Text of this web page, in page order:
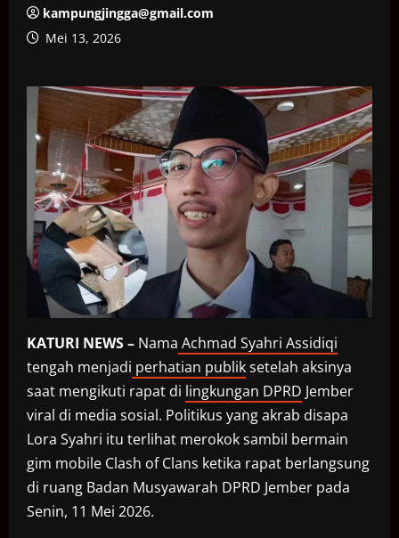
kampungjingga@gmail.com
Mei 13, 2026
KATURI NEWS – Nama Achmad Syahri Assidiqi
tengah menjadi perhatian publiksetelah aksinya
saat mengikuti rapat di lingkungan DPRD Jember
viral di media sosial. Politikus yang akrab disapa
Lora Syahri itu terlihat merokok sambil bermain
gim mobile Clash of Clans ketika rapat berlangsung
di ruang Badan Musyawarah DPRD Jember pada
Senin, 11 Mei 2026.